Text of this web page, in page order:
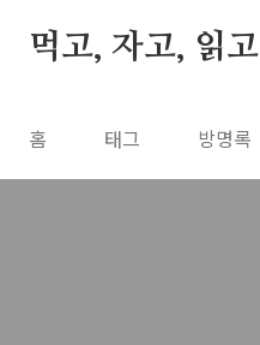
먹고, 자고, 읽고
홈 태그 방명록